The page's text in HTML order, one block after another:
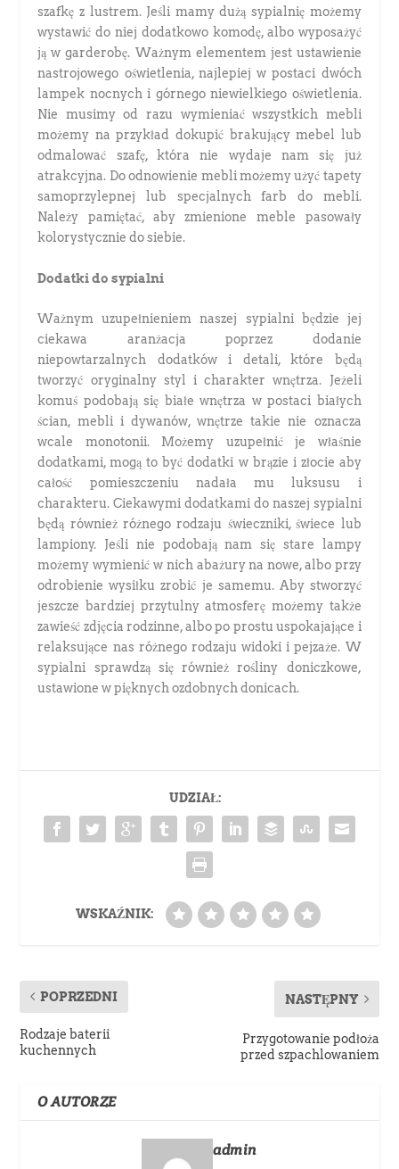
szafkę z lustrem. Jeśli mamy dużą sypialnię możemy
wystawić do niej dodatkowo komodę, albo wyposażyć
ją w garderobę. Ważnym elementem jest ustawienie
nastrojowego oświetlenia, najlepiej w postaci dwóch
lampek nocnych i górnego niewielkiego oświetlenia.
Nie musimy od razu wymieniać wszystkich mebli
możemy na przykład dokupić brakujący mebel lub
odmalować szafę, która nie wydaje nam się już
atrakcyjna. Do odnowienie mebli możemy użyć tapety
samoprzylepnej lub specjalnych farb do mebli.
Należy pamiętać, aby zmienione meble pasowały
kolorystycznie do siebie.
Dodatki do sypialni
Ważnym uzupełnieniem naszej sypialni będzie jej
ciekawa aranżacja poprzez dodanie
niepowtarzalnych dodatków i detali, które będą
tworzyć oryginalny styl i charakter wnętrza. Jeżeli
komuś podobają się białe wnętrza w postaci białych
ścian, mebli i dywanów, wnętrze takie nie oznacza
wcale monotonii. Możemy uzupełnić je właśnie
dodatkami, mogą to być dodatki w brązie i złocie aby
całość pomieszczeniu nadała mu luksusu i
charakteru. Ciekawymi dodatkami do naszej sypialni
będą również różnego rodzaju świeczniki, świece lub
lampiony. Jeśli nie podobają nam się stare lampy
możemy wymienić w nich abażury na nowe, albo przy
odrobienie wysiłku zrobić je samemu. Aby stworzyć
jeszcze bardziej przytulny atmosferę możemy także
zawieść zdjęcia rodzinne, albo po prostu uspokajające i
relaksujące nas różnego rodzaju widoki i pejzaże. W
sypialni sprawdzą się również rośliny doniczkowe,
ustawione w pięknych ozdobnych donicach.
UDZIAŁ:
WSKAŹNIK:
POPRZEDNI
Rodzaje baterii
kuchennych
NASTĘPNY
Przygotowanie podłoża
przed szpachlowaniem
O AUTORZE
admin